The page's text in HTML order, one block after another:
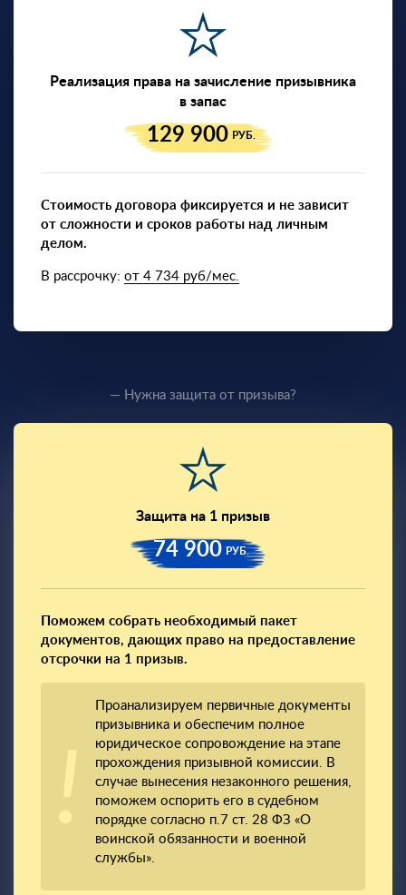
Реализация права на зачисление призывника
в запас
129 900 РУБ.
Стоимость договора фиксируется и не зависит
от сложности и сроков работы над личным
делом.
В рассрочку: от 4 734 руб/мес.
— Нужна защита от призыва?
Защита на 1 призыв
74 900 РУБ.
Поможем собрать необходимый пакет
документов, дающих право на предоставление
отсрочки на 1 призыв.
Проанализируем первичные документы
призывника и обеспечим полное
юридическое сопровождение на этапе
прохождения призывной комиссии. В
случае вынесения незаконного решения,
поможем оспорить его в судебном
порядке согласно п.7 ст. 28 ФЗ «О
воинской обязанности и военной
службы».